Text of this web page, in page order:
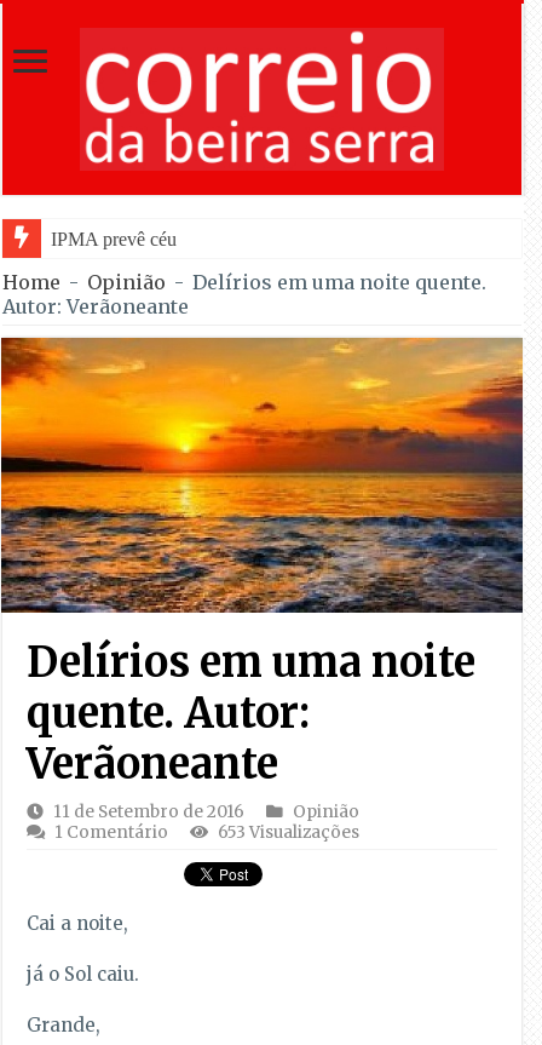
IPMA prevê céu pouco nublado para observar ecli
Home - Opinião - Delírios em uma noite quente.
Autor: Verãoneante
Delírios em uma noite
quente. Autor:
Verãoneante
11 de Setembro de 2016
Opinião
1 Comentário
653 Visualizações
Cai a noite,
já o Sol caiu.
Grande,